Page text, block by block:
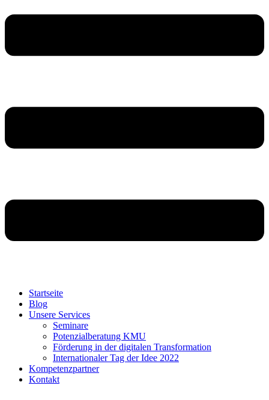
Startseite
Blog
Unsere Services
Seminare
Potenzialberatung KMU
Förderung in der digitalen Transformation
Internationaler Tag der Idee 2022
Kompetenzpartner
Kontakt